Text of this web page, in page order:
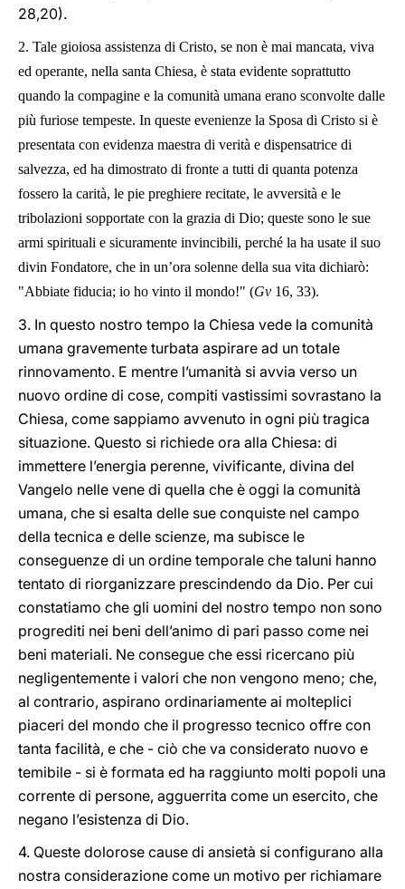
28,20).
2. Tale gioiosa assistenza di Cristo, se non è mai mancata, viva
ed operante, nella santa Chiesa, è stata evidente soprattutto
quando la compagine e la comunità umana erano sconvolte dalle
più furiose tempeste. In queste evenienze la Sposa di Cristo si è
presentata con evidenza maestra di verità e dispensatrice di
salvezza, ed ha dimostrato di fronte a tutti di quanta potenza
fossero la carità, le pie preghiere recitate, le avversità e le
tribolazioni sopportate con la grazia di Dio; queste sono le sue
armi spirituali e sicuramente invincibili, perché la ha usate il suo
divin Fondatore, che in un’ora solenne della sua vita dichiarò:
"Abbiate fiducia; io ho vinto il mondo!" (Gv 16, 33).
3. In questo nostro tempo la Chiesa vede la comunità
umana gravemente turbata aspirare ad un totale
rinnovamento. E mentre l’umanità si avvia verso un
nuovo ordine di cose, compiti vastissimi sovrastano la
Chiesa, come sappiamo avvenuto in ogni più tragica
situazione. Questo si richiede ora alla Chiesa: di
immettere l’energia perenne, vivificante, divina del
Vangelo nelle vene di quella che è oggi la comunità
umana, che si esalta delle sue conquiste nel campo
della tecnica e delle scienze, ma subisce le
conseguenze di un ordine temporale che taluni hanno
tentato di riorganizzare prescindendo da Dio. Per cui
constatiamo che gli uomini del nostro tempo non sono
progrediti nei beni dell’animo di pari passo come nei
beni materiali. Ne consegue che essi ricercano più
negligentemente i valori che non vengono meno; che,
al contrario, aspirano ordinariamente ai molteplici
piaceri del mondo che il progresso tecnico offre con
tanta facilità, e che - ciò che va considerato nuovo e
temibile - si è formata ed ha raggiunto molti popoli una
corrente di persone, agguerrita come un esercito, che
negano l’esistenza di Dio.
4. Queste dolorose cause di ansietà si configurano alla
nostra considerazione come un motivo per richiamare